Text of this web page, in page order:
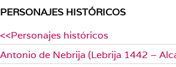
PERSONAJES HISTÓRICOS
<<Personajes históricos
Antonio de Nebrija (Lebrija 1442 –